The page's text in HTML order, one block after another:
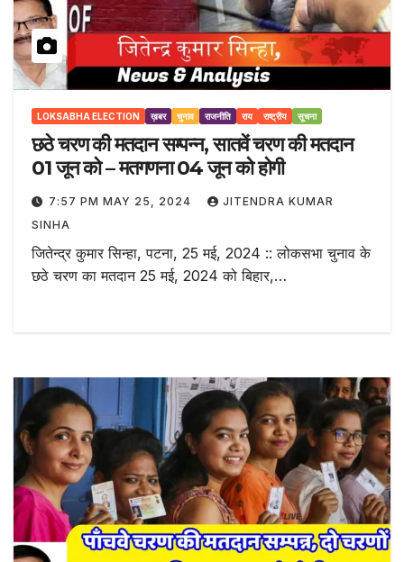
LOKSABHA ELECTION ख़बर चुनाव राजनीति राय राष्ट्रीय सूचना
छठे चरण की मतदान सम्पन्न, सातवें चरण की मतदान
01 जून को – मतगणना 04 जून को होगी
7:57 PM MAY 25, 2024
JITENDRA KUMAR
SINHA
जितेन्द्र कुमार सिन्हा, पटना, 25 मई, 2024 :: लोकसभा चुनाव के
छठे चरण का मतदान 25 मई, 2024 को बिहार,…